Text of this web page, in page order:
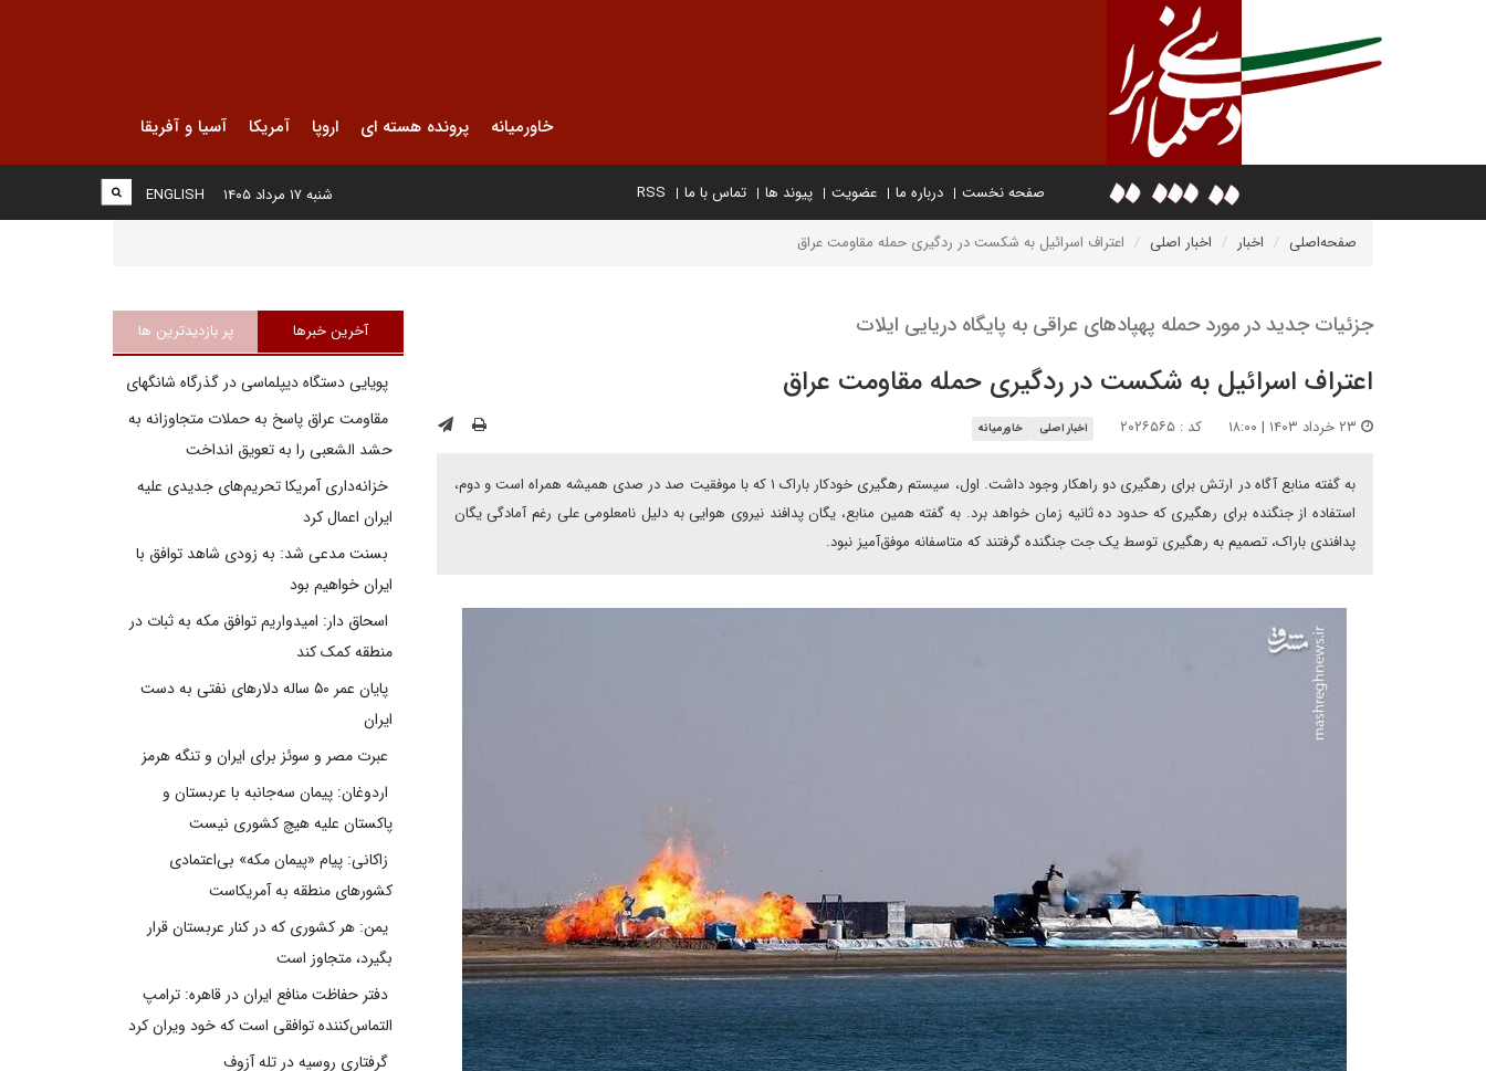
خاورمیانه پرونده هسته ای اروپا آمریکا آسیا و آفریقا
صفحه نخست درباره ما عضویت پیوند ها تماس با ما RSS
ENGLISH شنبه ۱۷ مرداد ۱۴۰۵
صفحه‌اصلی اخبار اخبار اصلی اعتراف اسرائیل به شکست در ردگیری حمله مقاومت عراق
جزئیات جدید در مورد حمله پهپادهای عراقی به پایگاه دریایی ایلات
اعتراف اسرائیل به شکست در ردگیری حمله مقاومت عراق
کد : ۲۰۲۶۵۶۵ اخبار اصلی خاورمیانه
به گفته منابع آگاه در ارتش برای رهگیری دو راهکار وجود داشت. اول، سیستم رهگیری خودکار باراک ۱ که با موفقیت صد در صدی همیشه همراه است و دوم،
استفاده از جنگنده برای رهگیری که حدود ده ثانیه زمان خواهد برد. به گفته همین منابع، یگان پدافند نیروی هوایی به دلیل نامعلومی علی رغم آمادگی یگان
پدافندی باراک، تصمیم به رهگیری توسط یک جت جنگنده گرفتند که متاسفانه موفق‌آمیز نبود.
آخرین خبرها پر بازدیدترین ها
پویایی دستگاه دیپلماسی در گذرگاه شانگهای
مقاومت عراق پاسخ به حملات متجاوزانه به
حشد الشعبی را به تعویق انداخت
خزانه‌داری آمریکا تحریم‌های جدیدی علیه
ایران اعمال کرد
بسنت مدعی شد: به زودی شاهد توافق با
ایران خواهیم بود
اسحاق دار: امیدواریم توافق مکه به ثبات در
منطقه کمک کند
پایان عمر ۵۰ ساله دلارهای نفتی به دست
ایران
عبرت مصر و سوئز برای ایران و تنگه هرمز
اردوغان: پیمان سه‌جانبه با عربستان و
پاکستان علیه هیچ کشوری نیست
زاکانی: پیام «پیمان مکه» بی‌اعتمادی
کشورهای منطقه به آمریکاست
یمن: هر کشوری که در کنار عربستان قرار
بگیرد، متجاوز است
دفتر حفاظت منافع ایران در قاهره: ترامپ
التماس‌کننده توافقی است که خود ویران کرد
گرفتاری روسیه در تله آزوف